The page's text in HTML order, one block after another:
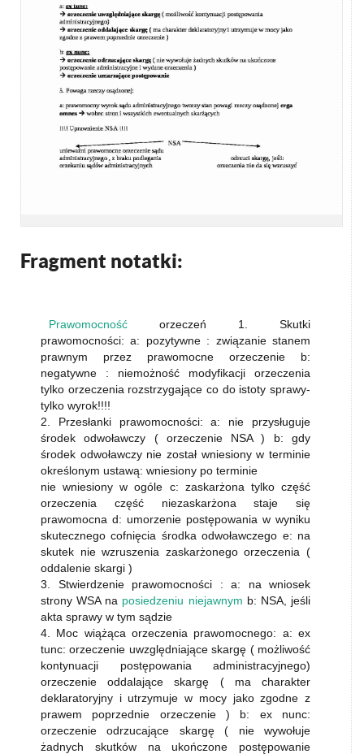
Fragment notatki:
Prawomocność orzeczeń 1. Skutki
prawomocności: a: pozytywne : związanie stanem
prawnym przez prawomocne orzeczenie b:
negatywne : niemożność modyfikacji orzeczenia
tylko orzeczenia rozstrzygające co do istoty sprawy-
tylko wyrok!!!!
2. Przesłanki prawomocności: a: nie przysługuje
środek odwoławczy ( orzeczenie NSA ) b: gdy
środek odwoławczy nie został wniesiony w terminie
określonym ustawą: wniesiony po terminie
nie wniesiony w ogóle c: zaskarżona tylko część
orzeczenia część niezaskarżona staje się
prawomocna d: umorzenie postępowania w wyniku
skutecznego cofnięcia środka odwoławczego e: na
skutek nie wzruszenia zaskarżonego orzeczenia (
oddalenie skargi )
3. Stwierdzenie prawomocności : a: na wniosek
strony WSA na posiedzeniu niejawnym b: NSA, jeśli
akta sprawy w tym sądzie
4. Moc wiążąca orzeczenia prawomocnego: a: ex
tunc: orzeczenie uwzględniające skargę ( możliwość
kontynuacji postępowania administracyjnego)
orzeczenie oddalające skargę ( ma charakter
deklaratoryjny i utrzymuje w mocy jako zgodne z
prawem poprzednie orzeczenie ) b: ex nunc:
orzeczenie odrzucające skargę ( nie wywołuje
żadnych skutków na ukończone postępowanie